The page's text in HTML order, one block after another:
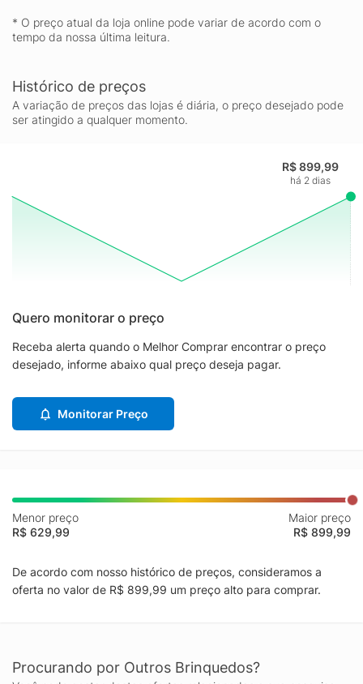
* O preço atual da loja online pode variar de acordo com o
tempo da nossa última leitura.
Histórico de preços
A variação de preços das lojas é diária, o preço desejado pode
ser atingido a qualquer momento.
R$ 899,99
há 2 dias
Quero monitorar o preço
Receba alerta quando o Melhor Comprar encontrar o preço
desejado, informe abaixo qual preço deseja pagar.
Monitorar Preço
Menor preço
R$ 629,99
Maior preço
R$ 899,99
De acordo com nosso histórico de preços, consideramos a
oferta no valor de R$ 899,99 um preço alto para comprar.
Procurando por Outros Brinquedos?